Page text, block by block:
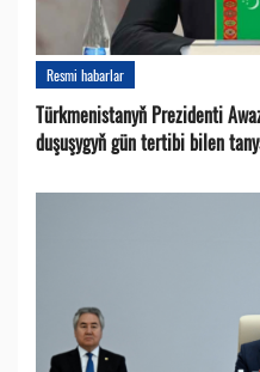
Resmi habarlar
Türkmenistanyň Prezidenti
duşuşygyň gün tertibi bilen